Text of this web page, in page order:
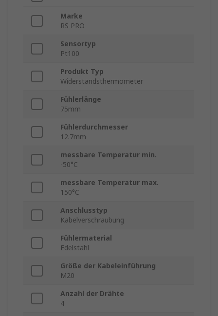
Marke
RS PRO
Sensortyp
Pt100
Produkt Typ
Widerstandsthermometer
Fühlerlänge
75mm
Fühlerdurchmesser
12.7mm
messbare Temperatur min.
-50°C
messbare Temperatur max.
150°C
Anschlusstyp
Kabelverschraubung
Fühlermaterial
Edelstahl
Größe der Kabeleinführung
M20
Anzahl der Drähte
4